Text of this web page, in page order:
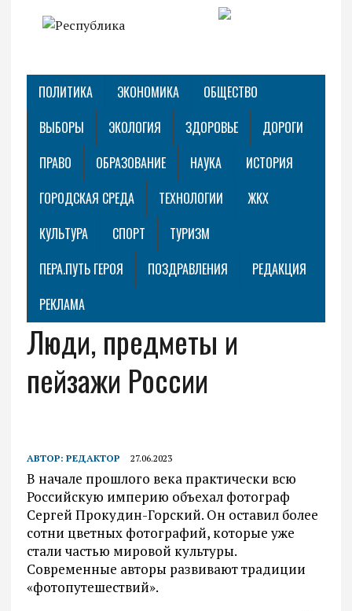
ПОЛИТИКА ЭКОНОМИКА
ОБЩЕСТВО
ВЫБОРЫ
ЭКОЛОГИЯ ЗДОРОВЬЕ
ДОРОГИ
ПРАВО
ОБРАЗОВАНИЕ НАУКА
ИСТОРИЯ
ГОРОДСКАЯ СРЕДА
ТЕХНОЛОГИИ
ЖКХ
КУЛЬТУРА
СПОРТ
ТУРИЗМ
ПЕРА.ПУТЬ ГЕРОЯ
ПОЗДРАВЛЕНИЯ
РЕДАКЦИЯ
РЕКЛАМА
Люди, предметы и
пейзажи России
АВТОР: РЕДАКТОР 27.06.2023
В начале прошлого века практически всю
Российскую империю объехал фотограф
Сергей Прокудин-Горский. Он оставил более
сотни цветных фотографий, которые уже
стали частью мировой культуры.
Современные авторы развивают традиции
«фотопутешествий».